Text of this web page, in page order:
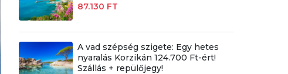
87.130 FT
A vad szépség szigete: Egy hetes
nyaralás Korzikán 124.700 Ft-ért!
Szállás + repülőjegy!